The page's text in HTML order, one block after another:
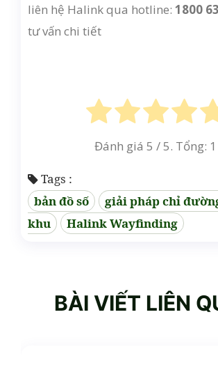
liên hệ Halink qua hotline: 1800
tư vấn chi tiết
Đánh giá 5 / 5. Tổng: 1
Tags :
bản đồ số
giải pháp chỉ
khu
Halink Wayfinding
BÀI VIẾT LIÊN